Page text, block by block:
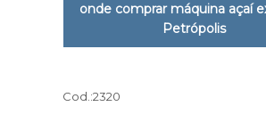
onde comprar máquina açaí
Petrópolis
Cod.:2320